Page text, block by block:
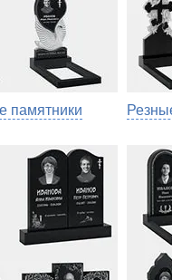
памятники